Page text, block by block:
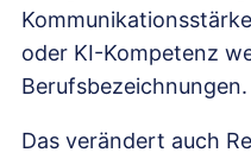
oder KI-Kompetenz
Berufsbezeichnungen.
Das verändert auch